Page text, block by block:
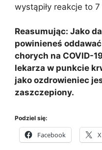
wystąpiły reakcje to
Reasumując: Jako
powinieneś
chorych na COVID-
lekarza w punkcie
jako ozdrowieniec
zaszczepiony.
Podziel się:
Facebook X